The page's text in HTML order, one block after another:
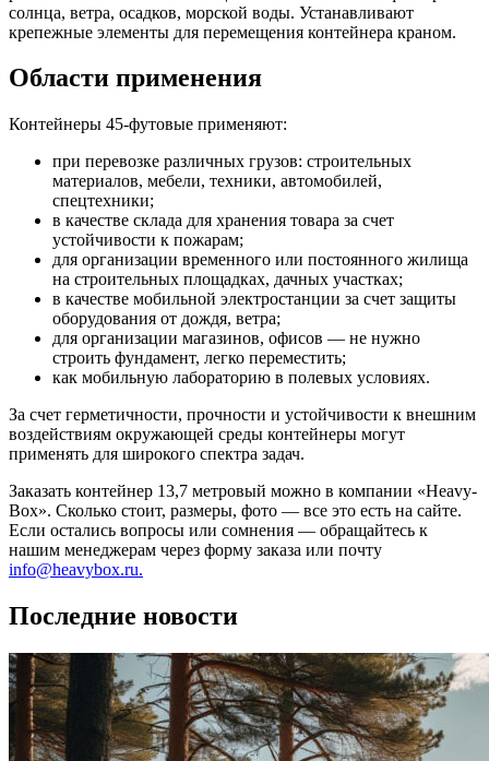
солнца, ветра, осадков, морской воды. Устанавливают
крепежные элементы для перемещения контейнера краном.
Области применения
Контейнеры 45-футовые применяют:
при перевозке различных грузов: строительных
материалов, мебели, техники, автомобилей,
спецтехники;
в качестве склада для хранения товара за счет
устойчивости к пожарам;
для организации временного или постоянного жилища
на строительных площадках, дачных участках;
в качестве мобильной электростанции за счет защиты
оборудования от дождя, ветра;
для организации магазинов, офисов — не нужно
строить фундамент, легко переместить;
как мобильную лабораторию в полевых условиях.
За счет герметичности, прочности и устойчивости к внешним
воздействиям окружающей среды контейнеры могут
применять для широкого спектра задач.
Заказать контейнер 13,7 метровый можно в компании «Heavy-
Box». Сколько стоит, размеры, фото — все это есть на сайте.
Если остались вопросы или сомнения — обращайтесь к
нашим менеджерам через форму заказа или почту
info@heavybox.ru.
Последние новости